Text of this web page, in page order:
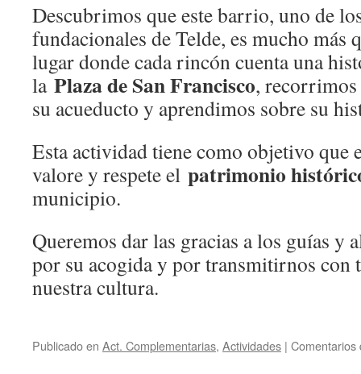
Descubrimos que este barrio, uno de
fundacionales de Telde, es mucho más
lugar donde cada rincón cuenta una
la Plaza de San Francisco, recorrimos
su acueducto y aprendimos sobre su
Esta actividad tiene como objetivo que
valore y respete el patrimonio
municipio.
Queremos dar las gracias a los guías y
por su acogida y por transmitirnos con
nuestra cultura.
Publicado en Act. Complementarias, Actividades | Comentarios